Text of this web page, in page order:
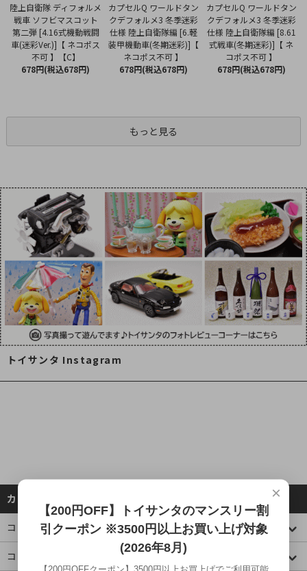
陸上自衛隊 ディフォルメ
戦車 ソフビマスコット
第二弾 [4.16式機動戦闘
車(迷彩Ver.)]【 ネコポス
不可 】【C】
678円(税込678円)
カプセルQ ワールドタン
クデフォルメ3 冬季迷彩
仕様 陸上自衛隊編 [6.軽
装甲機動車(冬期迷彩)]【
ネコポス不可 】
678円(税込678円)
カプセルQ ワールドタン
クデフォルメ3 冬季迷彩
仕様 陸上自衛隊編 [8.61
式戦車(冬期迷彩)]【 ネ
コポス不可 】
678円(税込678円)
もっと見る
トイサンタ Instagram
カテゴリーから探す
コレクションケース
コミック・アニメ(ジャンプ)
×
【200円OFF】トイサンタのマンスリー割
引クーポン ※3500円以上お買い上げ対象
(2026年8月)
【200円OFFクーポン】3500円以上お買上げでご利用可能